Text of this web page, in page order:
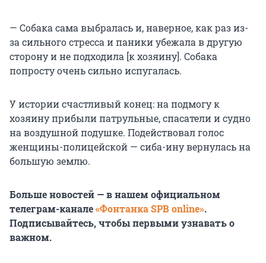
— Собака сама выбралась и, наверное, как раз из-
за сильного стресса и паники убежала в другую
сторону и не подходила [к хозяину]. Собака
попросту очень сильно испугалась.
У истории счастливый конец: на подмогу к
хозяину прибыли патрульные, спасатели и судно
на воздушной подушке. Подействовал голос
женщины-полицейской — сиба-ину вернулась на
большую землю.
Больше новостей — в нашем официальном
телеграм-канале«Фонтанка SPB online».
Подписывайтесь, чтобы первыми узнавать о
важном.